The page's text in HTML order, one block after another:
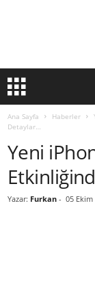
Ana Sayfa Haberler
Detaylar…
Yeni
Yazar: Furkan - 05 Ekim